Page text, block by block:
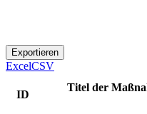
Exportieren
ExcelCSV
ID
Titel der